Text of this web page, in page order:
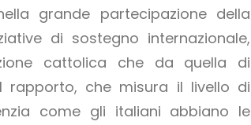
grande partecipazione della
di sostegno internazionale,
cattolica che da quella di
rapporto, che misura il livello di
come gli italiani abbiano le